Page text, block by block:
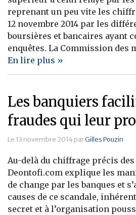
reprenant un peu vite les
12 novembre 2014 par les
boursières et bancaires ayant
enquêtes. La Commission des
En lire plus »
Les banquiers
fraudes qui leur
Le 13 novembre 2014 parGilles Pouzin
Au-delà du chiffrage précis des
Deontofi.com explique les
de change par les banques et
causes de ce scandale,
secret et à l’organisation